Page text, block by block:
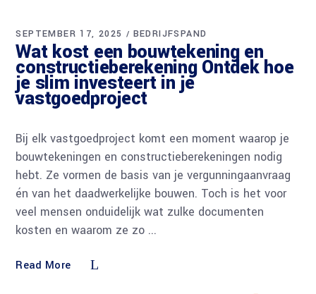
SEPTEMBER 17, 2025 BEDRIJFSPAND
Wat kost een bouwtekening en
constructieberekening Ontdek hoe
je slim investeert in je
vastgoedproject
Bij elk vastgoedproject komt een moment waarop je
bouwtekeningen en constructieberekeningen nodig
hebt. Ze vormen de basis van je vergunningaanvraag
én van het daadwerkelijke bouwen. Toch is het voor
veel mensen onduidelijk wat zulke documenten
kosten en waarom ze zo
Read More